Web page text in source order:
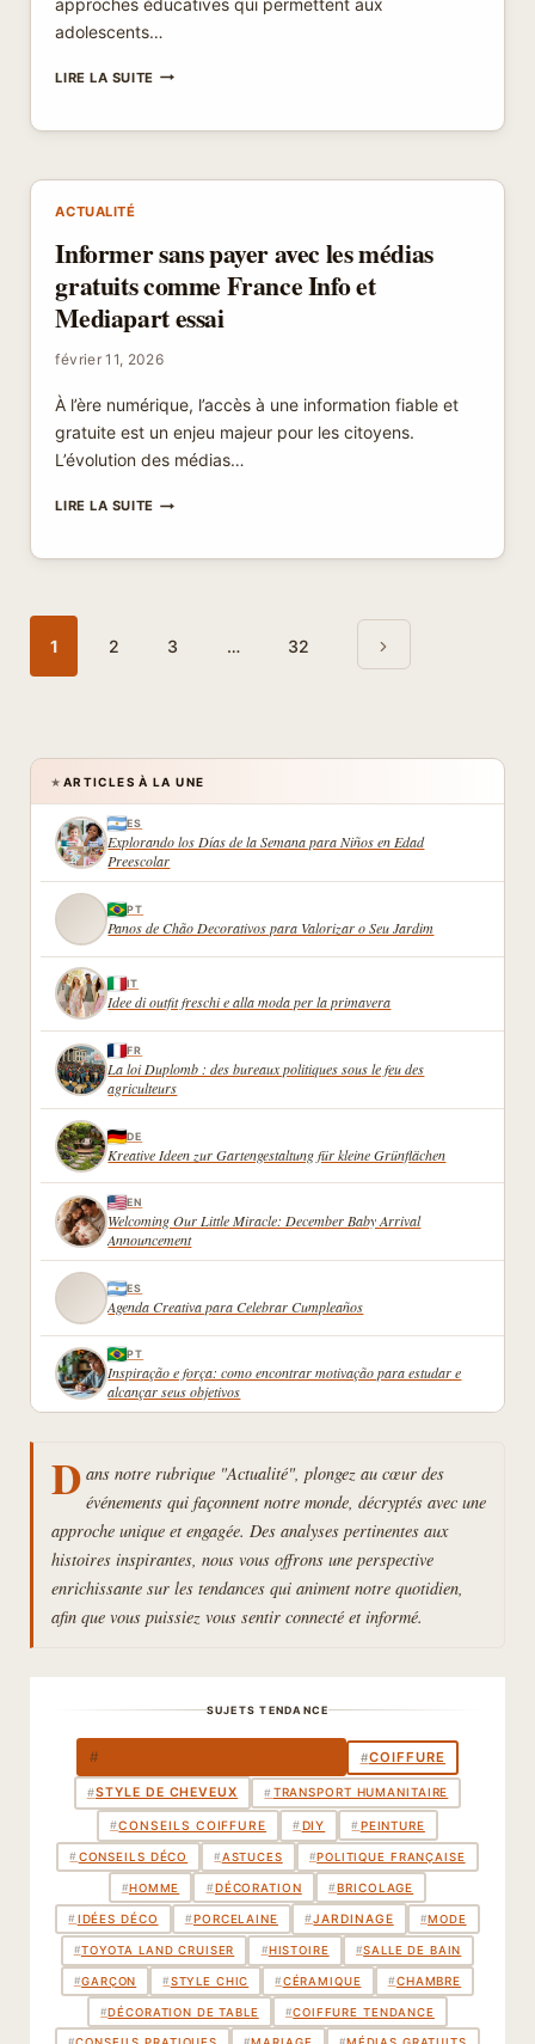
approches éducatives qui permettent aux
adolescents…
LIRE LA SUITEEXPLIQUER
MONDIAUX
ADOLESCENTS
ADAPTÉE
ACTUALITÉ
Informer sans payer avec les médias
gratuits comme France Info et
Mediapart essai
février 11, 2026
À l’ère numérique, l’accès à une information fiable et
gratuite est un enjeu majeur pour les citoyens.
L’évolution des médias…
LIRE LA SUITEINFORMER
AVEC
COMME
ESSAI
Navigation
de
page
1 2 3 … 32
Page
suivante
★ ARTICLES À LA UNE
ES
Explorando los Días de la Semana para Niños en Edad
Preescolar
PT
Panos de Chão Decorativos para Valorizar o Seu Jardim
IT
Idee di outfit freschi e alla moda per la primavera
FR
La loi Duplomb : des bureaux politiques sous le feu des
agriculteurs
DE
Kreative Ideen zur Gartengestaltung für kleine Grünflächen
EN
Welcoming Our Little Miracle: December Baby Arrival
Announcement
ES
Agenda Creativa para Celebrar Cumpleaños
PT
Inspiração e força: como encontrar motivação para estudar e
alcançar seus objetivos
D ans notre rubrique "Actualité", plongez au cœur des
événements qui façonnent notre monde, décryptés avec une
approche unique et engagée. Des analyses pertinentes aux
histoires inspirantes, nous vous offrons une perspective
enrichissante sur les tendances qui animent notre quotidien,
afin que vous puissiez vous sentir connecté et informé.
SUJETS TENDANCE
# #COIFFURE
#STYLE DE CHEVEUX #TRANSPORT HUMANITAIRE
#CONSEILS COIFFURE #DIY #PEINTURE
#CONSEILS DÉCO # ASTUCES #POLITIQUE FRANÇAISE
#HOMME #DÉCORATION #BRICOLAGE
#IDÉES DÉCO #PORCELAINE #JARDINAGE #MODE
#TOYOTA LAND CRUISER #HISTOIRE #SALLE DE BAIN
#GARÇON # STYLE CHIC # CÉRAMIQUE #CHAMBRE
#DÉCORATION DE TABLE #COIFFURE TENDANCE